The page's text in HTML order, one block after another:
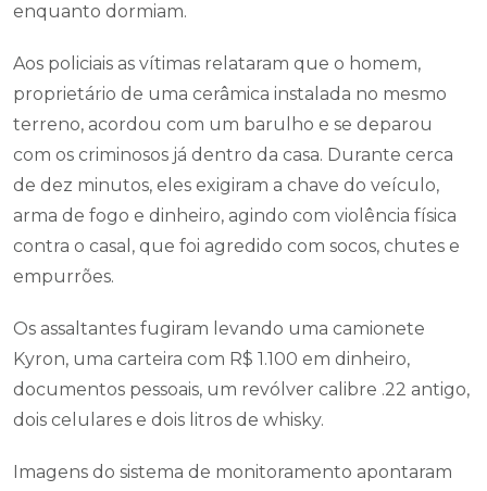
enquanto dormiam.
Aos policiais as vítimas relataram que o homem,
proprietário de uma cerâmica instalada no mesmo
terreno, acordou com um barulho e se deparou
com os criminosos já dentro da casa. Durante cerca
de dez minutos, eles exigiram a chave do veículo,
arma de fogo e dinheiro, agindo com violência física
contra o casal, que foi agredido com socos, chutes e
empurrões.
Os assaltantes fugiram levando uma camionete
Kyron, uma carteira com R$ 1.100 em dinheiro,
documentos pessoais, um revólver calibre .22 antigo,
dois celulares e dois litros de whisky.
Imagens do sistema de monitoramento apontaram